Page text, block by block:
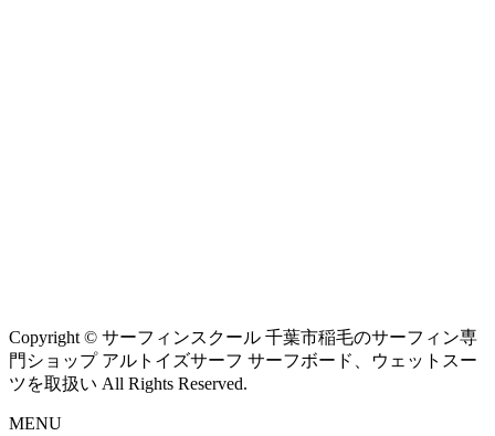
Copyright © サーフィンスクール 千葉市稲毛のサーフィン専
門ショップ アルトイズサーフ サーフボード、ウェットスー
ツを取扱い All Rights Reserved.
MENU